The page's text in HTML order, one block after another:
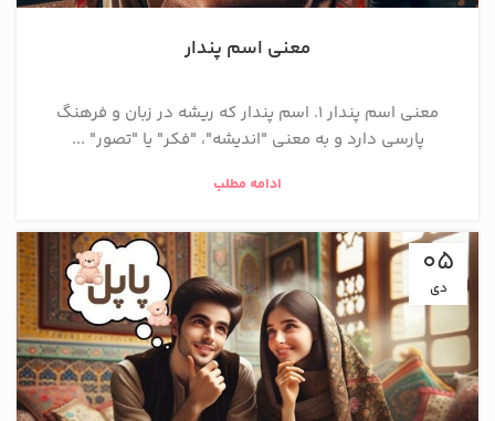
معنی اسم پندار
معنی اسم پندار 1. اسم پندار که ریشه در زبان و فرهنگ
پارسی دارد و به معنی "اندیشه"، "فکر" یا "تصور" ...
ادامه مطلب
05
دی